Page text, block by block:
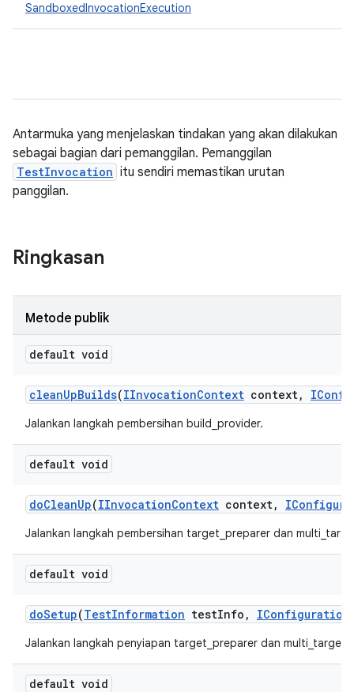
SandboxedInvocationExecution
Antarmuka yang menjelaskan tindakan yang akan dilakukan
sebagai bagian dari pemanggilan. Pemanggilan
TestInvocation itu sendiri memastikan urutan
panggilan.
Ringkasan
Metode publik
default void
cleanUpBuilds(IInvocationContext context,
Jalankan langkah pembersihan build_provider.
default void
doCleanUp(IInvocationContext context,
Jalankan langkah pembersihan target_preparer dan
default void
doSetup(TestInformation testInfo , IConfiguration
Jalankan langkah penyiapan target_preparer dan
default void